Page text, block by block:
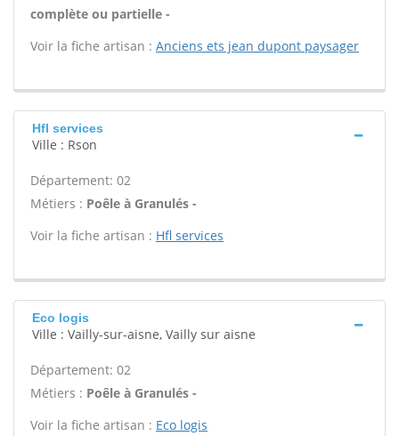
complète ou partielle -
Voir la fiche artisan : Anciens ets jean dupont paysager
Hfl services
Ville : Rson
Département: 02
Métiers : Poêle à Granulés -
Voir la fiche artisan : Hfl services
Eco logis
Ville : Vailly-sur-aisne, Vailly sur aisne
Département: 02
Métiers : Poêle à Granulés -
Voir la fiche artisan : Eco logis